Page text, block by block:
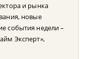
и рынка
новые
события недели –
Эксперт»,